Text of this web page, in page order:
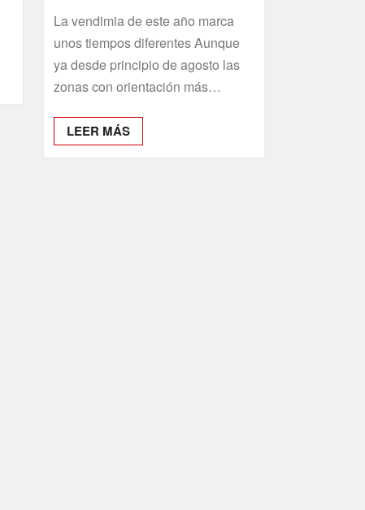
La vendimia de este año marca
unos tiempos diferentes Aunque
ya desde principio de agosto las
zonas con orientación más…
LEER MÁS